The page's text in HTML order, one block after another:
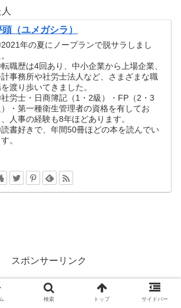
頭（ユメガシラ）
年の夏にノープランで脱サラしまし
職歴は4回あり、中小企業から上場企業、
事務所や社労士法人など、さまざまな職
渡り歩いてきました。
労士・日商簿記（1・2級）・FP（2・3
・第一種衛生管理者の資格を有してお
、人事の経験も8年ほどあります。
書好きで、年間50冊ほどの本を読んでい
。
スポンサーリンク
検索 トップ サイドバー